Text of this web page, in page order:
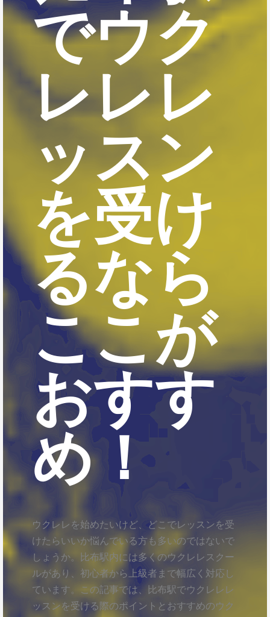
でウク
レレレ
ッスン
を受け
るなら
ここが
おすす
め！
ウクレレを始めたいけど、どこでレッスンを受
けたらいいか悩んでいる方も多いのではないで
しょうか。比布駅内には多くのウクレレスクー
ルがあり、初心者から上級者まで幅広く対応し
ています。この記事では、比布駅でウクレレレ
ッスンを受ける際のポイントとおすすめのウク